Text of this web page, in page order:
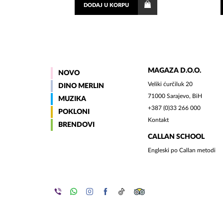
DODAJ U KORPU
NOVO
DINO MERLIN
MUZIKA
POKLONI
BRENDOVI
MAGAZA D.O.O.
Veliki ćurčiluk 20
71000 Sarajevo, BiH
+387 (0)33 266 000
Kontakt
CALLAN SCHOOL
Engleski po Callan metodi